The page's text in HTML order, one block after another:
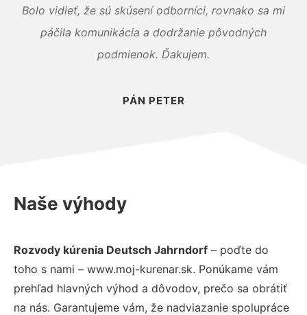
Bolo vidieť, že sú skúsení odborníci, rovnako sa mi
páčila komunikácia a dodržanie pôvodných
podmienok. Ďakujem.
PÁN PETER
Naše výhody
Rozvody kúrenia Deutsch Jahrndorf – poďte do
toho s nami – www.moj-kurenar.sk. Ponúkame vám
prehľad hlavných výhod a dôvodov, prečo sa obrátiť
na nás. Garantujeme vám, že nadviazanie spolupráce